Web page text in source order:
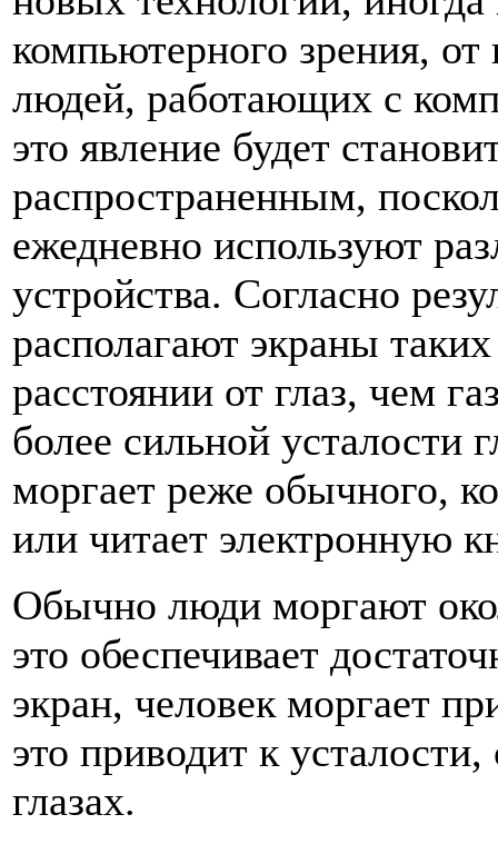
компьютерного зрения,
людей, работающих с
это явление будет
распространенным,
ежедневно используют
устройства. Согласно
располагают экраны
расстоянии от глаз, чем
более сильной усталости
моргает реже обычного,
или читает электронную
Обычно люди моргают
это обеспечивает
экран, человек моргает
это приводит к
глазах.